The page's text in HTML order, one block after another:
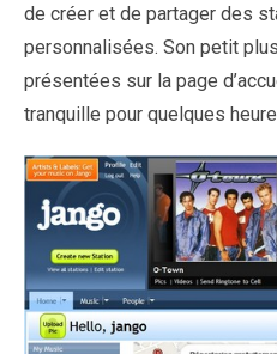
de créer et de partager des
personnalisées. Son petit
présentées sur la page
tranquille pour quelques